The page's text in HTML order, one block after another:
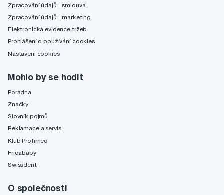
Zpracování údajů - smlouva
Zpracování údajů - marketing
Elektronická evidence tržeb
Prohlášení o používání cookies
Nastavení cookies
Mohlo by se hodit
Poradna
Značky
Slovník pojmů
Reklamace a servis
Klub Profimed
Fridababy
Swissdent
O společnosti